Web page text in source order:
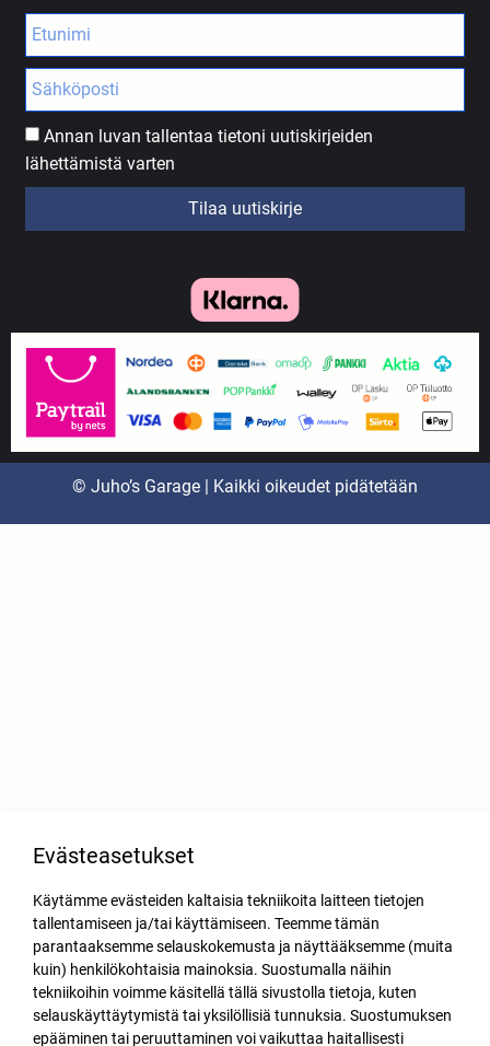
Annan luvan tallentaa tietoni uutiskirjeiden
lähettämistä varten
Tilaa uutiskirje
© Juho’s Garage | Kaikki oikeudet pidätetään
Evästeasetukset
Käytämme evästeiden kaltaisia tekniikoita laitteen tietojen
tallentamiseen ja/tai käyttämiseen. Teemme tämän
parantaaksemme selauskokemusta ja näyttääksemme (muita
kuin) henkilökohtaisia mainoksia. Suostumalla näihin
tekniikoihin voimme käsitellä tällä sivustolla tietoja, kuten
selauskäyttäytymistä tai yksilöllisiä tunnuksia. Suostumuksen
epääminen tai peruuttaminen voi vaikuttaa haitallisesti